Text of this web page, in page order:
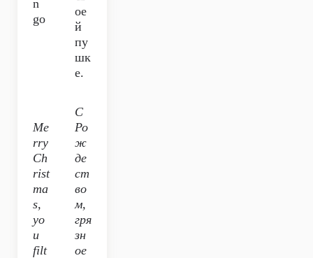
n
go
ое
й
пу
шк
е.
Me
rry
Ch
rist
ma
s,
yo
u
filt
С
Ро
ж
де
ст
во
м,
гря
зн
ое